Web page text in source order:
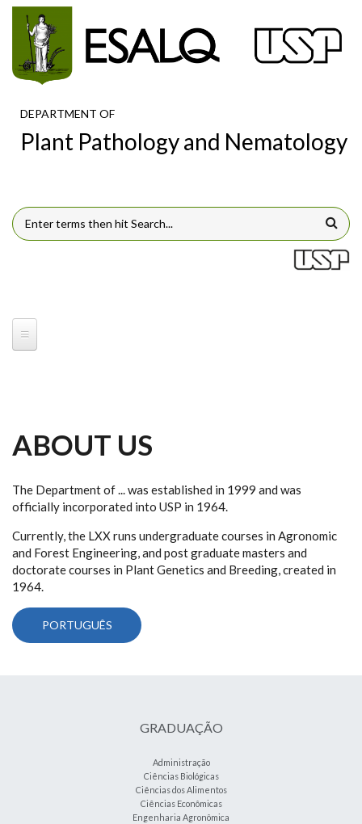
Skip to main content
DEPARTMENT OF
Plant Pathology and Nematology
SEARCH FORM
ABOUT US
The Department of ... was established in 1999 and was
officially incorporated into USP in 1964.
Currently, the LXX runs undergraduate courses in Agronomic
and Forest Engineering, and post graduate masters and
doctorate courses in Plant Genetics and Breeding, created in
1964.
PORTUGUÊS
GRADUAÇÃO
Administração
Ciências Biológicas
Ciências dos Alimentos
Ciências Econômicas
Engenharia Agronômica